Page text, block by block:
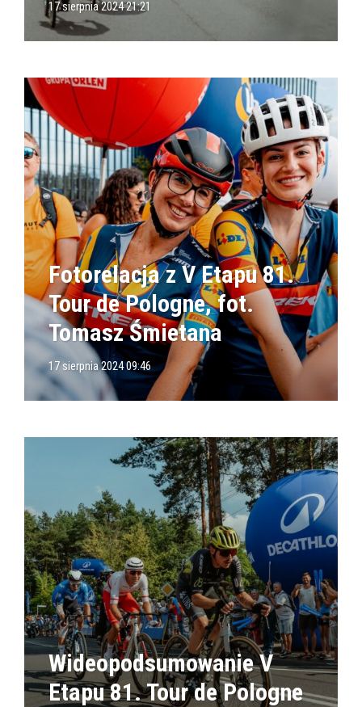
17 sierpnia 2024 21:21
Fotorelacja z V Etapu 81.
Tour de Pologne, fot.
Tomasz Śmietana
17 sierpnia 2024 09:46
Wideopodsumowanie V
Etapu 81. Tour de Pologne